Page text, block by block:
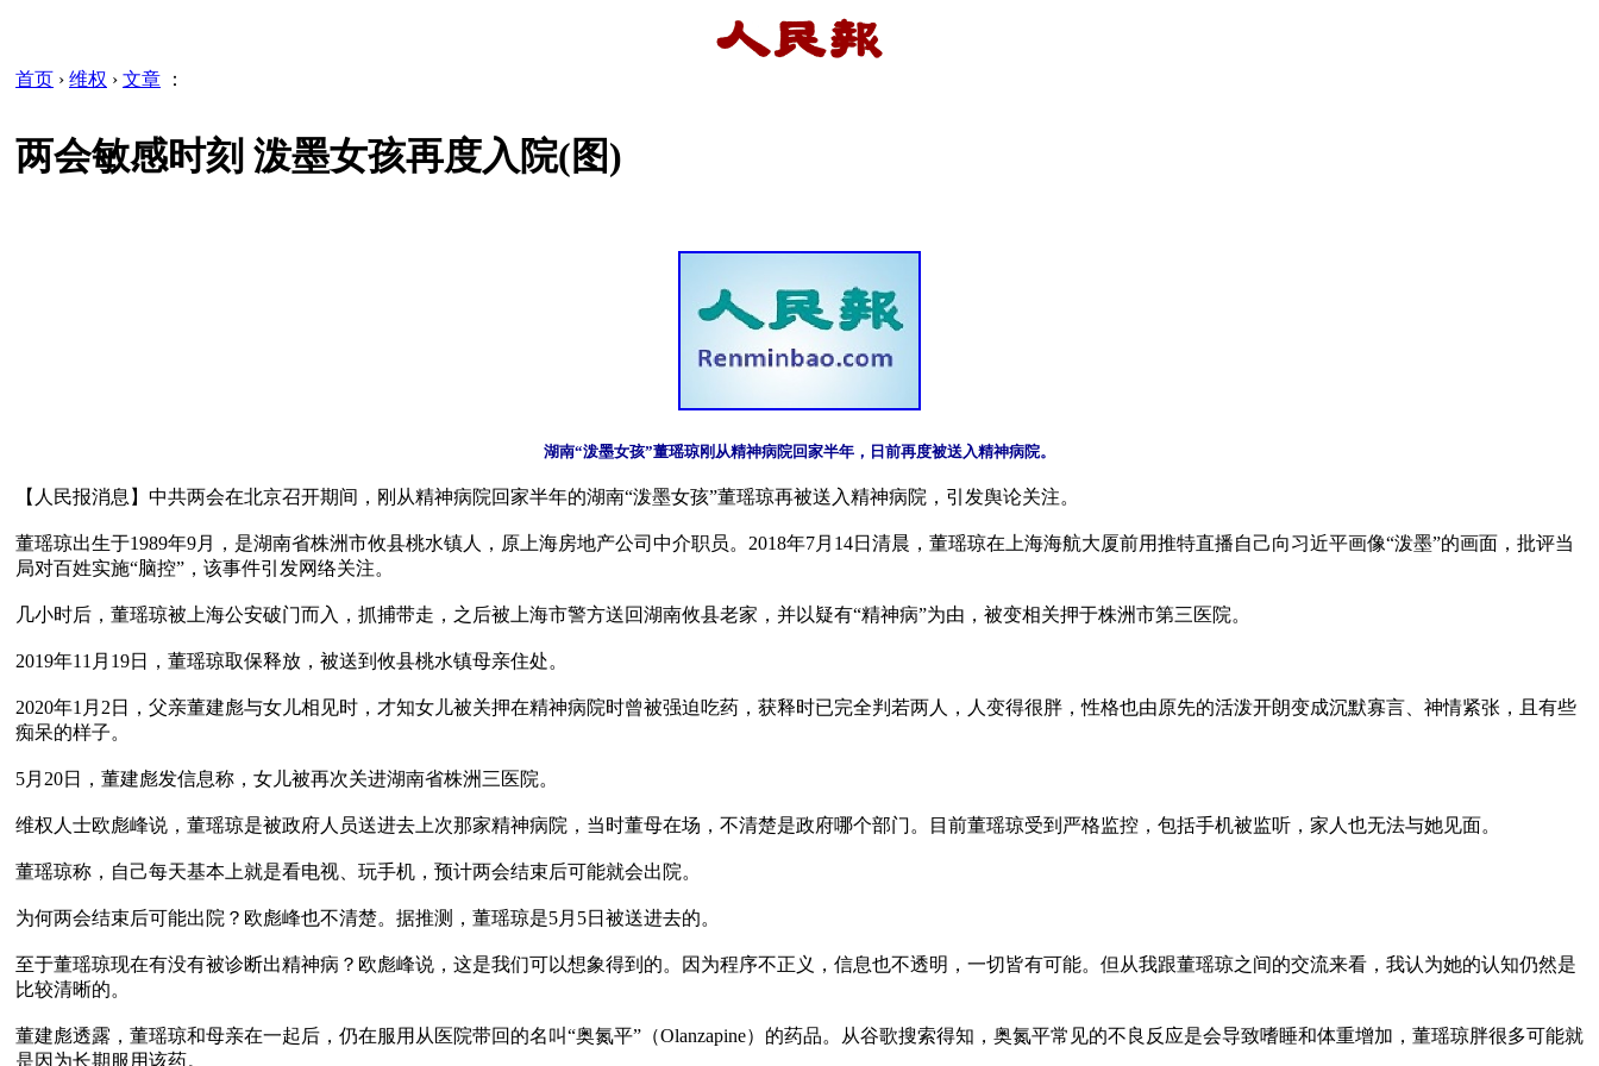
首页 › 维权 › 文章 ：
两会敏感时刻 泼墨女孩再度入院(图)
【人民报消息】中共两会在北京召开期间，刚从精神病院回家半年的湖南“泼墨女孩”董瑶琼再被送入精神病院，引发舆论关注。
董瑶琼出生于1989年9月，是湖南省株洲市攸县桃水镇人，原上海房地产公司中介职员。2018年7月14日清晨，董瑶琼在上海海航大厦前用推特直播自己向习近平画像“泼墨”的画面，批评当
局对百姓实施“脑控”，该事件引发网络关注。
几小时后，董瑶琼被上海公安破门而入，抓捕带走，之后被上海市警方送回湖南攸县老家，并以疑有“精神病”为由，被变相关押于株洲市第三医院。
2019年11月19日，董瑶琼取保释放，被送到攸县桃水镇母亲住处。
2020年1月2日，父亲董建彪与女儿相见时，才知女儿被关押在精神病院时曾被强迫吃药，获释时已完全判若两人，人变得很胖，性格也由原先的活泼开朗变成沉默寡言、神情紧张，且有些
痴呆的样子。
5月20日，董建彪发信息称，女儿被再次关进湖南省株洲三医院。
维权人士欧彪峰说，董瑶琼是被政府人员送进去上次那家精神病院，当时董母在场，不清楚是政府哪个部门。目前董瑶琼受到严格监控，包括手机被监听，家人也无法与她见面。
董瑶琼称，自己每天基本上就是看电视、玩手机，预计两会结束后可能就会出院。
为何两会结束后可能出院？欧彪峰也不清楚。据推测，董瑶琼是5月5日被送进去的。
至于董瑶琼现在有没有被诊断出精神病？欧彪峰说，这是我们可以想象得到的。因为程序不正义，信息也不透明，一切皆有可能。但从我跟董瑶琼之间的交流来看，我认为她的认知仍然是
比较清晰的。
董建彪透露，董瑶琼和母亲在一起后，仍在服用从医院带回的名叫“奥氮平”（Olanzapine）的药品。从谷歌搜索得知，奥氮平常见的不良反应是会导致嗜睡和体重增加，董瑶琼胖很多可能就
是因为长期服用该药。